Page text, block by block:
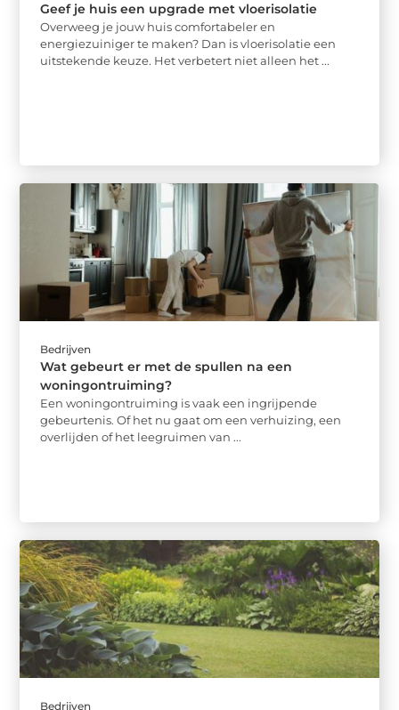
Geef je huis een upgrade met vloerisolatie
Overweeg je jouw huis comfortabeler en
energiezuiniger te maken? Dan is vloerisolatie een
uitstekende keuze. Het verbetert niet alleen het ...
Bedrijven
Wat gebeurt er met de spullen na een
woningontruiming?
Een woningontruiming is vaak een ingrijpende
gebeurtenis. Of het nu gaat om een verhuizing, een
overlijden of het leegruimen van ...
Bedrijven